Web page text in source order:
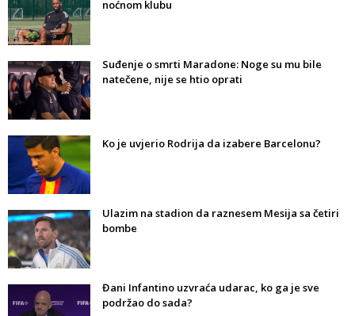
noćnom klubu
Suđenje o smrti Maradone: Noge su mu bile
natečene, nije se htio oprati
Ko je uvjerio Rodrija da izabere Barcelonu?
Ulazim na stadion da raznesem Mesija sa četiri
bombe
Đani Infantino uzvraća udarac, ko ga je sve
podržao do sada?